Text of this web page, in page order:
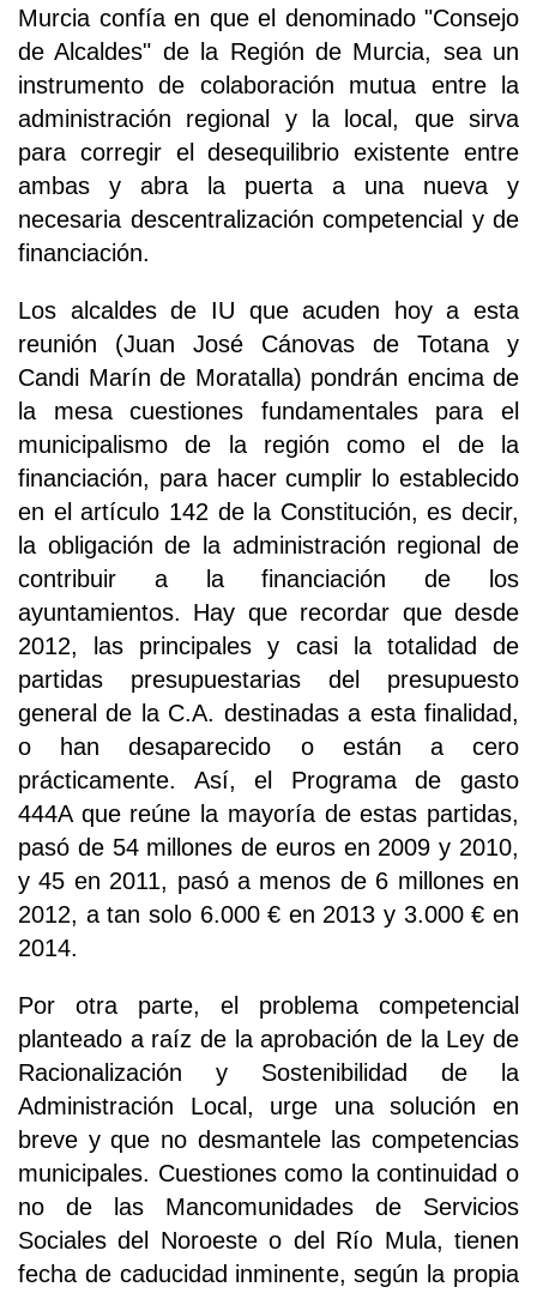
Murcia confía en que el denominado "Consejo
de Alcaldes" de la Región de Murcia, sea un
instrumento de colaboración mutua entre la
administración regional y la local, que sirva
para corregir el desequilibrio existente entre
ambas y abra la puerta a una nueva y
necesaria descentralización competencial y de
financiación.
Los alcaldes de IU que acuden hoy a esta
reunión (Juan José Cánovas de Totana y
Candi Marín de Moratalla) pondrán encima de
la mesa cuestiones fundamentales para el
municipalismo de la región como el de la
financiación, para hacer cumplir lo establecido
en el artículo 142 de la Constitución, es decir,
la obligación de la administración regional de
contribuir a la financiación de los
ayuntamientos. Hay que recordar que desde
2012, las principales y casi la totalidad de
partidas presupuestarias del presupuesto
general de la C.A. destinadas a esta finalidad,
o han desaparecido o están a cero
prácticamente. Así, el Programa de gasto
444A que reúne la mayoría de estas partidas,
pasó de 54 millones de euros en 2009 y 2010,
y 45 en 2011, pasó a menos de 6 millones en
2012, a tan solo 6.000 € en 2013 y 3.000 € en
2014.
Por otra parte, el problema competencial
planteado a raíz de la aprobación de la Ley de
Racionalización y Sostenibilidad de la
Administración Local, urge una solución en
breve y que no desmantele las competencias
municipales. Cuestiones como la continuidad o
no de las Mancomunidades de Servicios
Sociales del Noroeste o del Río Mula, tienen
fecha de caducidad inminente, según la propia